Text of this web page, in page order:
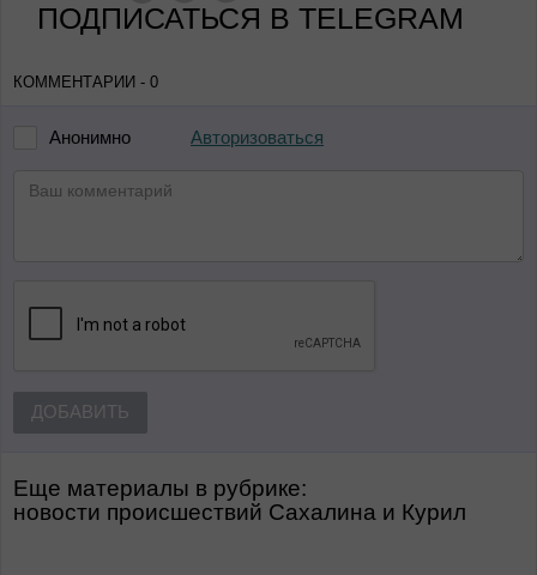
ПОДПИСАТЬСЯ В TELEGRAM
КОММЕНТАРИИ - 0
Анонимно Авторизоваться
ДОБАВИТЬ
Еще материалы в рубрике:
Новости происшествий Сахалина и Курил